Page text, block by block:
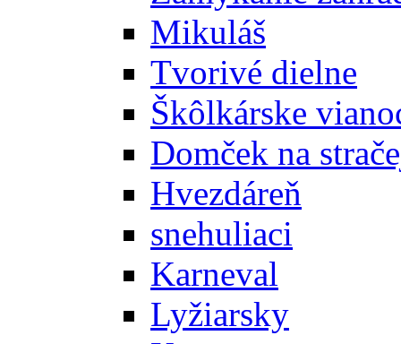
Mikuláš
Tvorivé dielne
Škôlkárske
Domček na
Hvezdáreň
snehuliaci
Karneval
Lyžiarsky